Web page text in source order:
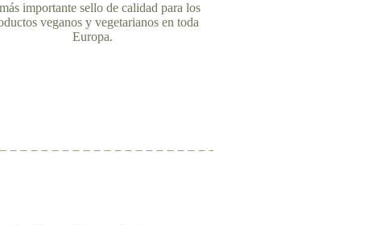
importante sello de calidad para los
veganos y vegetarianos en toda
Europa.